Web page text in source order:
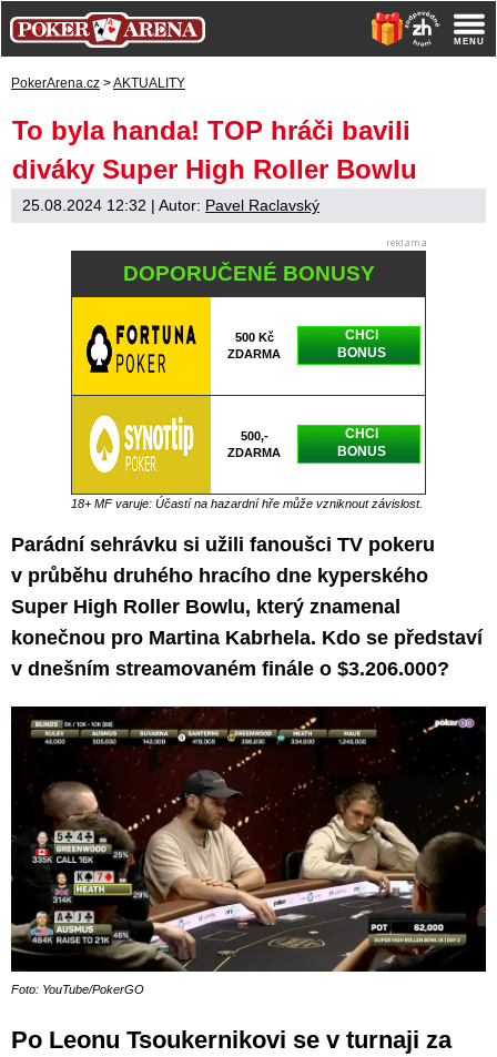
PokerArena.cz >AKTUALITY
To byla handa! TOP hráči bavili
diváky Super High Roller Bowlu
25.08.2024 12:32 | Autor: Pavel Raclavský
DOPORUČENÉ BONUSY
500 Kč
ZDARMA
CHCI
BONUS
500,-
ZDARMA
CHCI
BONUS
18+ MF varuje: Účastí na hazardní hře může vzniknout závislost.
Parádní sehrávku si užili fanoušci TV pokeru
v průběhu druhého hracího dne kyperského
Super High Roller Bowlu, který znamenal
konečnou pro Martina Kabrhela. Kdo se představí
v dnešním streamovaném finále o $3.206.000?
Foto: YouTube/PokerGO
Po Leonu Tsoukernikovi se v turnaji za